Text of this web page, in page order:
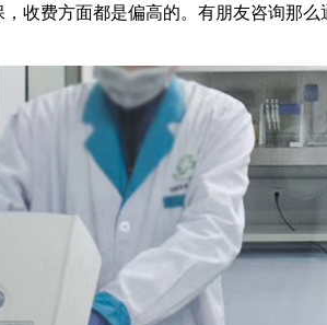
收费方面都是偏高的。有朋友咨询那